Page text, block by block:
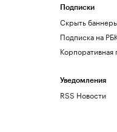
Подписки
Скрыть
Подписка на
Корпоративная
Уведомления
RSS Новости